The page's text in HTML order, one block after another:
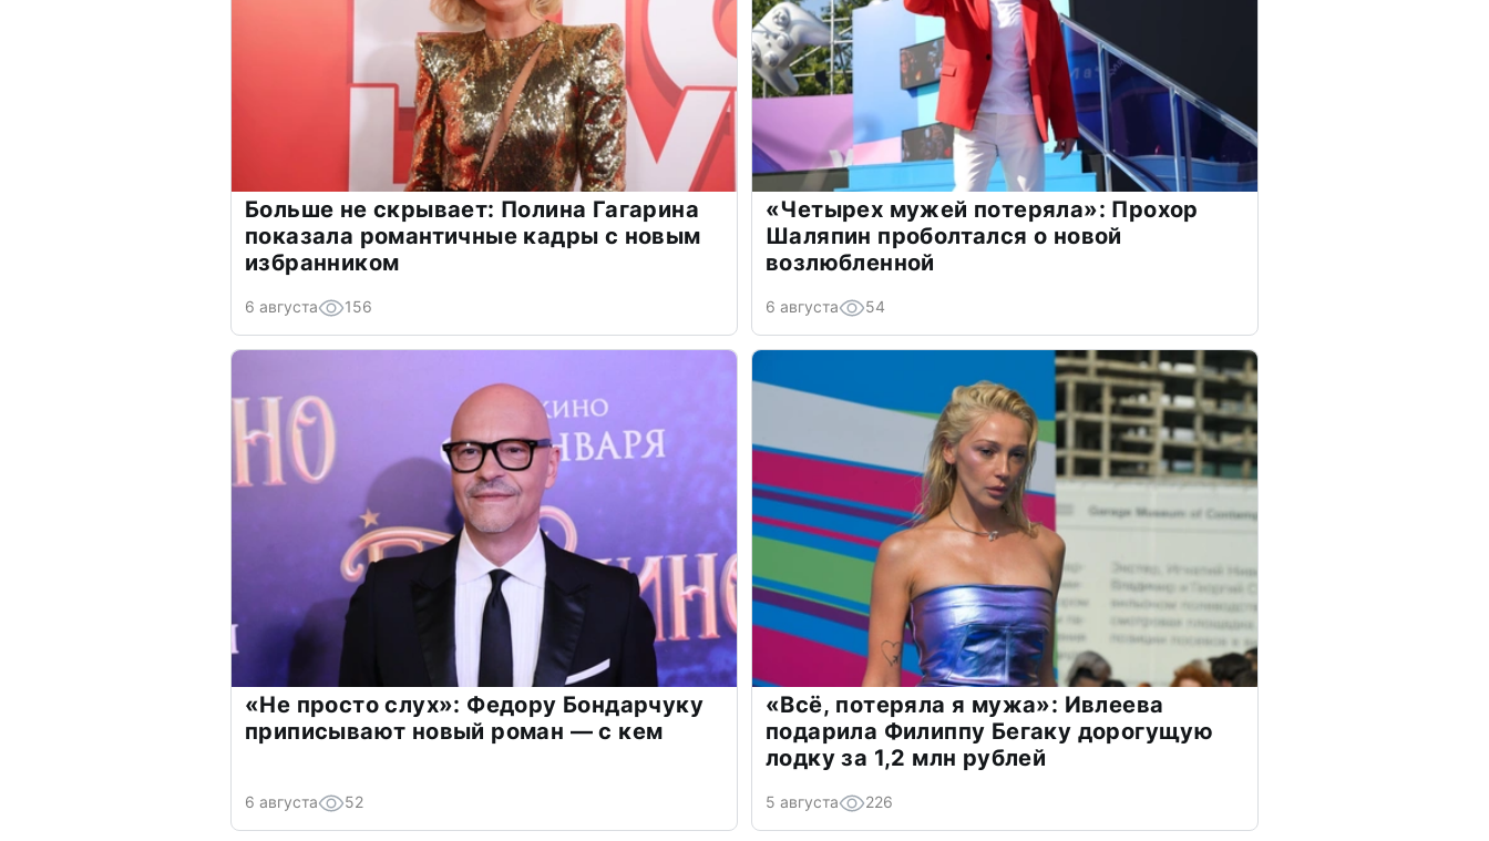
Больше не скрывает: Полина Гагарина
показала романтичные кадры с новым
избранником
6 августа 156
«Четырех мужей потеряла»: Прохор
Шаляпин проболтался о новой
возлюбленной
6 августа 54
«Не просто слух»: Федору Бондарчуку
приписывают новый роман — с кем
6 августа 52
«Всё, потеряла я мужа»: Ивлеева
подарила Филиппу Бегаку дорогущую
лодку за 1,2 млн рублей
5 августа 226